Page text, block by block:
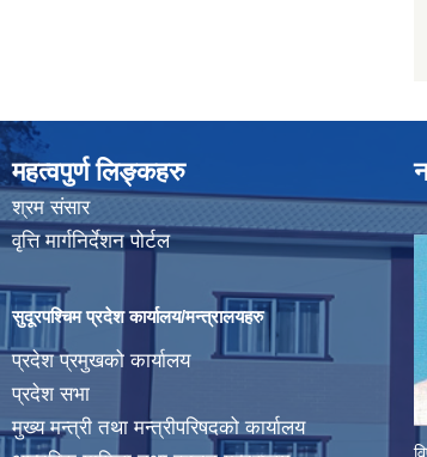
महत्वपुर्ण लिङ्कहरु
श्रम संसार
वृत्ति मार्गनिर्देशन पोर्टल
सुदूरपश्चिम प्रदेश कार्यालय/मन्त्रालयहरु
प्रदेश प्रमुखको कार्यालय
प्रदेश सभा
मुख्य मन्त्री तथा मन्त्रीपरिषदको कार्यालय